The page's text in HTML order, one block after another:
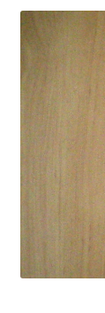
Winkelmand